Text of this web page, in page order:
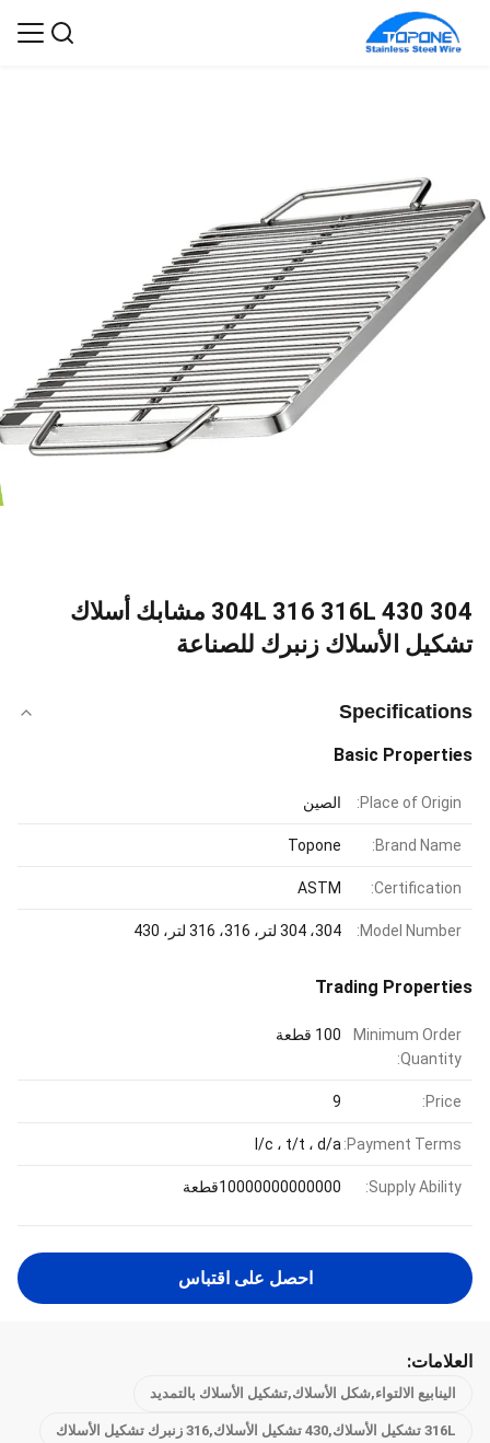
304 304L 316 316L 430 مشابك أسلاك
تشكيل الأسلاك زنبرك للصناعة
Specifications
Basic Properties
Place of Origin: الصين
Brand Name:
Topone
Certification:
ASTM
Model Number: 304، 304 لتر، 316، 316 لتر، 430
Trading Properties
Minimum Order
Quantity:
100 قطعة
Price:
9
Payment Terms: l/c ، t/t ، d/a
Supply Ability: 10000000000000قطعة
احصل على اقتباس
العلامات:
الينابيع الالتواء,شكل الأسلاك,تشكيل الأسلاك بالتمديد
316L تشكيل الأسلاك,430 تشكيل الأسلاك,316 زنبرك تشكيل الأسلاك